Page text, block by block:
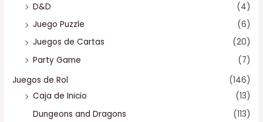
D&D
(4)
Juego Puzzle
(6)
Juegos de Cartas
(20)
Party Game
(7)
Juegos de Rol
(146)
Caja de Inicio
(13)
Dungeons and Dragons
(113)